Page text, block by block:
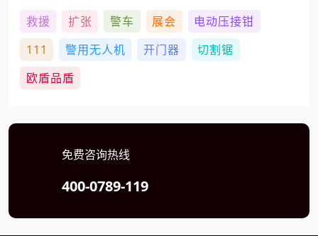
救援 扩张 警车 展会
电动压接钳
111
警用无人机 开门器
切割锯
欧盾品盾
免费咨询热线
400-0789-119